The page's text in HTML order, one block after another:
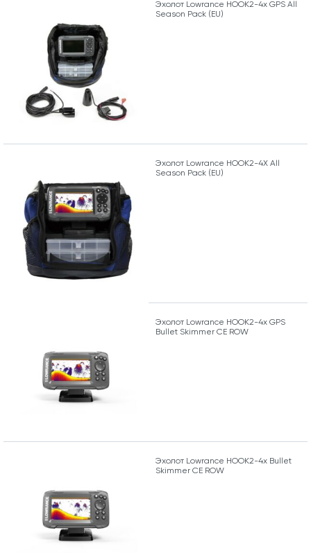
Эхолот Lowrance HOOK2-4x GPS All
Season Pack (EU)
Эхолот Lowrance HOOK2-4X All
Season Pack (EU)
Эхолот Lowrance HOOK2-4x GPS
Bullet Skimmer CE ROW
Эхолот Lowrance HOOK2-4x Bullet
Skimmer CE ROW